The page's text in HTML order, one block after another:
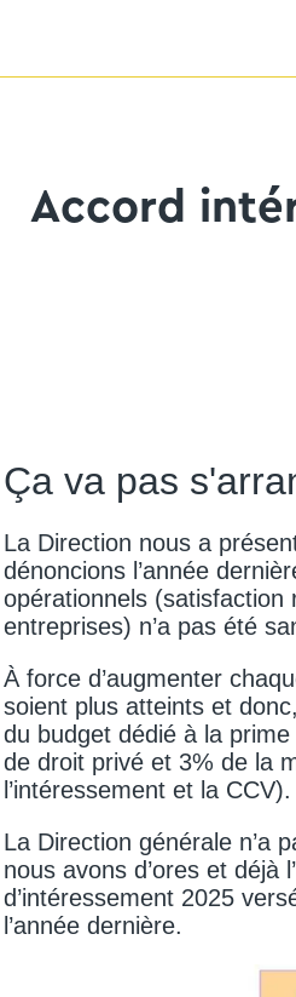
Accord
Ça va pas
La Direction nous a
dénoncions l’année
opérationnels (satisfaction
entreprises) n’a pas été
À force d’augmenter
soient plus atteints et
du budget dédié à la
de droit privé et 3% de la
l’intéressement et la CCV).
La Direction générale n’a
nous avons d’ores et déjà
d’intéressement 2025
l’année dernière.